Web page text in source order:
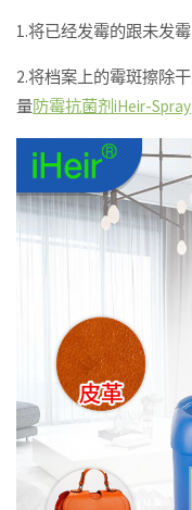
1.将已经发霉的跟未发
2.将档案上的霉斑擦除
量防霉抗菌剂iHeir-Spray